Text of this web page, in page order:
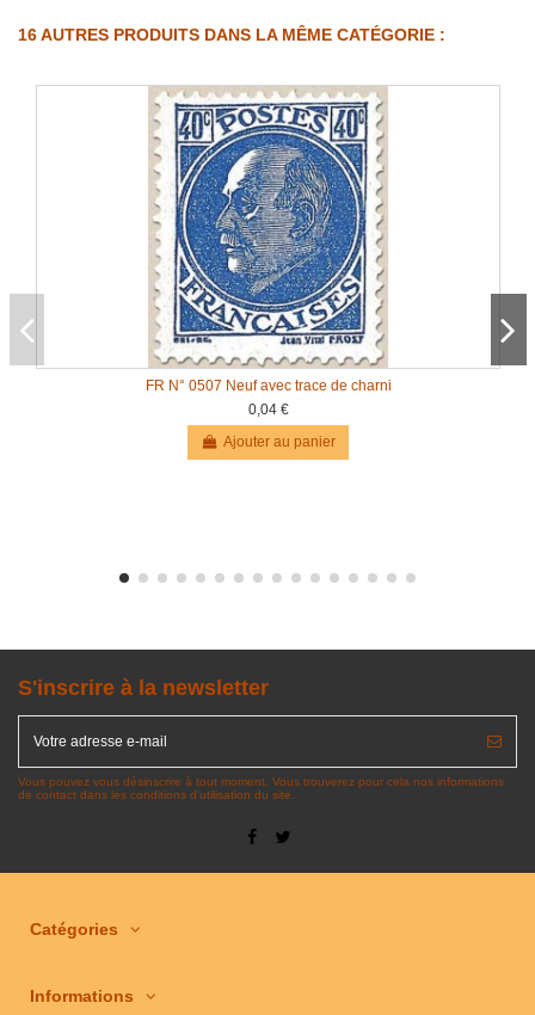
16 AUTRES PRODUITS DANS LA MÊME CATÉGORIE :
FR N° 0507 Neuf avec trace de charni
0,04 €
Ajouter au panier
S'inscrire à la newsletter
Vous pouvez vous désinscrire à tout moment. Vous trouverez pour cela nos informations
de contact dans les conditions d'utilisation du site.
Catégories
Informations